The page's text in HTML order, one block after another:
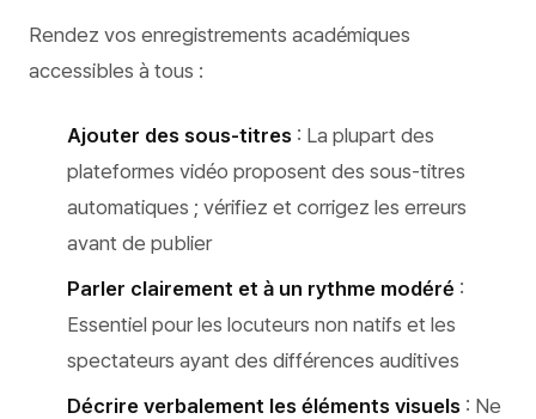
Rendez vos enregistrements académiques
accessibles à tous :
Ajouter des sous-titres : La plupart des
plateformes vidéo proposent des sous-titres
automatiques ; vérifiez et corrigez les erreurs
avant de publier
Parler clairement et à un rythme modéré :
Essentiel pour les locuteurs non natifs et les
spectateurs ayant des différences auditives
Décrire verbalement les éléments visuels : Ne